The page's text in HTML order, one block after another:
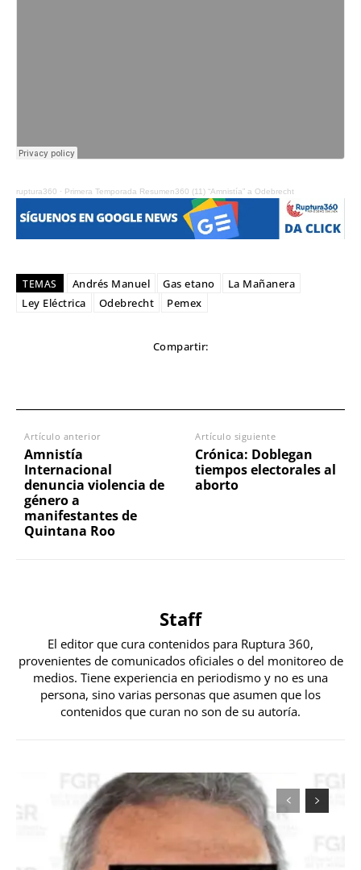
ruptura360 · Primera Temporada Resumen360 (11) “Amnistía” a Odebrecht
TEMAS Andrés Manuel Gas etano
La Mañanera
Ley Eléctrica
Odebrecht Pemex
Compartir:
Artículo anterior
Amnistía
Internacional
denuncia violencia de
género a
manifestantes de
Quintana Roo
Artículo siguiente
Crónica: Doblegan
tiempos electorales al
aborto
Staff
El editor que cura contenidos para Ruptura 360,
provenientes de comunicados oficiales o del monitoreo de
medios. Tiene experiencia en periodismo y no es una
persona, sino varias personas que asumen que los
contenidos que curan no son de su autoría.